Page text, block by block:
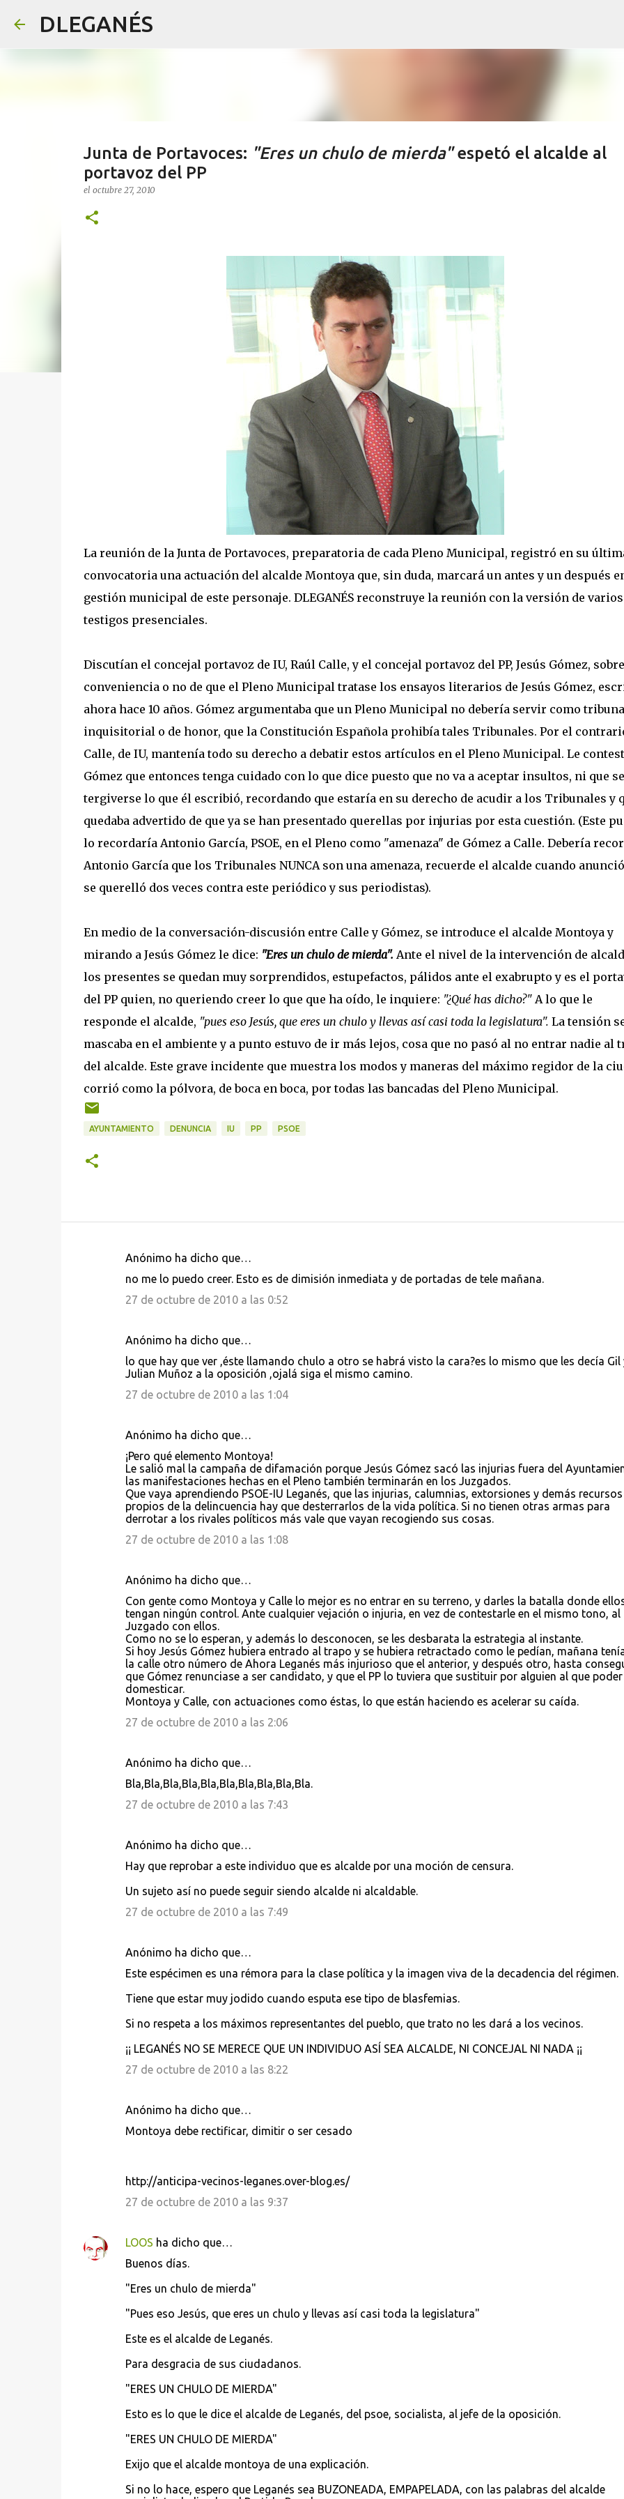
DLEGANÉS
Junta de Portavoces: "Eres un chulo de mierda"espetó el alcalde al
portavoz del PP
el octubre 27, 2010
La reunión de la Junta de Portavoces, preparatoria de cada Pleno Municipal, registró en su
convocatoria una actuación del alcalde Montoya que, sin duda, marcará un antes y un después
gestión municipal de este personaje. DLEGANÉS reconstruye la reunión con la versión de varios
testigos presenciales.
Discutían el concejal portavoz de IU, Raúl Calle, y el concejal portavoz del PP, Jesús Gómez,
conveniencia o no de que el Pleno Municipal tratase los ensayos literarios de Jesús Gómez,
ahora hace 10 años. Gómez argumentaba que un Pleno Municipal no debería servir como
inquisitorial o de honor, que la Constitución Española prohibía tales Tribunales. Por el
Calle, de IU, mantenía todo su derecho a debatir estos artículos en el Pleno Municipal. Le
Gómez que entonces tenga cuidado con lo que dice puesto que no va a aceptar insultos, ni que se
tergiverse lo que él escribió, recordando que estaría en su derecho de acudir a los Tribunales y
quedaba advertido de que ya se han presentado querellas por injurias por esta cuestión. (Este
lo recordaría Antonio García, PSOE, en el Pleno como "amenaza" de Gómez a Calle. Debería
Antonio García que los Tribunales NUNCA son una amenaza, recuerde el alcalde cuando
se querelló dos veces contra este periódico y sus periodistas).
En medio de la conversación-discusión entre Calle y Gómez, se introduce el alcalde Montoya y
mirando a Jesús Gómez le dice: "Eres un chulo de mierda". Ante el nivel de la intervención de
los presentes se quedan muy sorprendidos, estupefactos, pálidos ante el exabrupto y es el
del PP quien, no queriendo creer lo que que ha oído, le inquiere: "¿Qué has dicho?"A lo que le
responde el alcalde, "pues eso Jesús, que eres un chulo y llevas así casi toda la legislatura". La tensión
mascaba en el ambiente y a punto estuvo de ir más lejos, cosa que no pasó al no entrar nadie al
del alcalde. Este grave incidente que muestra los modos y maneras del máximo regidor de la
corrió como la pólvora, de boca en boca, por todas las bancadas del Pleno Municipal.
AYUNTAMIENTO DENUNCIA IU PP PSOE
Anónimo ha dicho que…
no me lo puedo creer. Esto es de dimisión inmediata y de portadas de tele mañana.
27 de octubre de 2010 a las 0:52
Anónimo ha dicho que…
lo que hay que ver ,éste llamando chulo a otro se habrá visto la cara?es lo mismo que les decía Gil
Julian Muñoz a la oposición ,ojalá siga el mismo camino.
27 de octubre de 2010 a las 1:04
Anónimo ha dicho que…
¡Pero qué elemento Montoya!
Le salió mal la campaña de difamación porque Jesús Gómez sacó las injurias fuera del
las manifestaciones hechas en el Pleno también terminarán en los Juzgados.
Que vaya aprendiendo PSOE-IU Leganés, que las injurias, calumnias, extorsiones y demás recursos
propios de la delincuencia hay que desterrarlos de la vida política. Si no tienen otras armas para
derrotar a los rivales políticos más vale que vayan recogiendo sus cosas.
27 de octubre de 2010 a las 1:08
Anónimo ha dicho que…
Con gente como Montoya y Calle lo mejor es no entrar en su terreno, y darles la batalla donde
tengan ningún control. Ante cualquier vejación o injuria, en vez de contestarle en el mismo tono, al
Juzgado con ellos.
Como no se lo esperan, y además lo desconocen, se les desbarata la estrategia al instante.
Si hoy Jesús Gómez hubiera entrado al trapo y se hubiera retractado como le pedían, mañana
la calle otro número de Ahora Leganés más injurioso que el anterior, y después otro, hasta
que Gómez renunciase a ser candidato, y que el PP lo tuviera que sustituir por alguien al que poder
domesticar.
Montoya y Calle, con actuaciones como éstas, lo que están haciendo es acelerar su caída.
27 de octubre de 2010 a las 2:06
Anónimo ha dicho que…
Bla,Bla,Bla,Bla,Bla,Bla,Bla,Bla,Bla,Bla.
27 de octubre de 2010 a las 7:43
Anónimo ha dicho que…
Hay que reprobar a este individuo que es alcalde por una moción de censura.
Un sujeto así no puede seguir siendo alcalde ni alcaldable.
27 de octubre de 2010 a las 7:49
Anónimo ha dicho que…
Este espécimen es una rémora para la clase política y la imagen viva de la decadencia del régimen.
Tiene que estar muy jodido cuando esputa ese tipo de blasfemias.
Si no respeta a los máximos representantes del pueblo, que trato no les dará a los vecinos.
¡¡ LEGANÉS NO SE MERECE QUE UN INDIVIDUO ASÍ SEA ALCALDE, NI CONCEJAL NI NADA ¡¡
27 de octubre de 2010 a las 8:22
Anónimo ha dicho que…
Montoya debe rectificar, dimitir o ser cesado
http://anticipa-vecinos-leganes.over-blog.es/
27 de octubre de 2010 a las 9:37
LOOS ha dicho que…
Buenos días.
"Eres un chulo de mierda"
"Pues eso Jesús, que eres un chulo y llevas así casi toda la legislatura"
Este es el alcalde de Leganés.
Para desgracia de sus ciudadanos.
"ERES UN CHULO DE MIERDA"
Esto es lo que le dice el alcalde de Leganés, del psoe, socialista, al jefe de la oposición.
"ERES UN CHULO DE MIERDA"
Exijo que el alcalde montoya de una explicación.
Si no lo hace, espero que Leganés sea BUZONEADA, EMPAPELADA, con las palabras del alcalde